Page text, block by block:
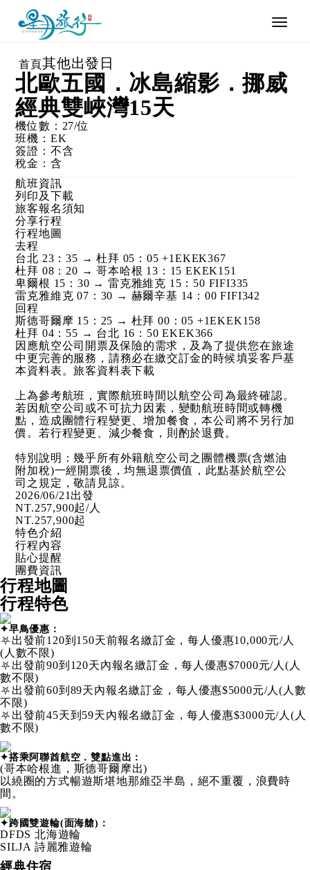
Toggle
首頁其他出發日
北歐五國．冰島縮影．挪威
經典雙峽灣15天
機位數： 27/位
班機： EK
簽證： 不含
稅金： 含
航班資訊
列印及下載
旅客報名須知
分享行程
行程地圖
去程
台北 23：35 → 杜拜 05：05 +1EKEK367
杜拜 08：20 → 哥本哈根 13：15EKEK151
卑爾根 15：30 → 雷克雅維克 15：50 FIFI335
雷克雅維克 07：30 → 赫爾辛基 14：00FIFI342
回程
斯德哥爾摩 15：25 → 杜拜 00：05 +1EKEK158
杜拜 04：55 → 台北 16：50EKEK366
因應航空公司開票及保險的需求，及為了提供您在旅途
中更完善的服務，請務必在繳交訂金的時候填妥客戶基
本資料表。旅客資料表下載
上為參考航班，實際航班時間以航空公司為最終確認。
若因航空公司或不可抗力因素，變動航班時間或轉機
點，造成團體行程變更、增加餐食，本公司將不另行加
價。若行程變更、減少餐食，則酌於退費。
特別說明：幾乎所有外籍航空公司之團體機票(含燃油
附加稅)一經開票後，均無退票價值，此點基於航空公
司之規定，敬請見諒。
2026/06/21出發
NT.257,900起/人
NT.257,900起
特色介紹
行程內容
貼心提醒
團費資訊
行程地圖
行程特色
✦早鳥優惠：
⛧出發前120到150天前報名繳訂金，每人優惠10,000元/人
(人數不限)
⛧出發前90到120天內報名繳訂金，每人優惠$7000元/人(人
數不限)
⛧出發前60到89天內報名繳訂金，每人優惠$5000元/人(人數
不限)
⛧出發前45天到59天內報名繳訂金，每人優惠$3000元/人(人
數不限)
✦搭乘阿聯酋航空．雙點進出：
(哥本哈根進，斯德哥爾摩出)
以繞圈的方式暢遊斯堪地那維亞半島，絕不重覆，浪費時
間。
✦跨國雙遊輪(面海艙)：
DFDS 北海遊輪
SILJA 詩麗雅遊輪
經典住宿